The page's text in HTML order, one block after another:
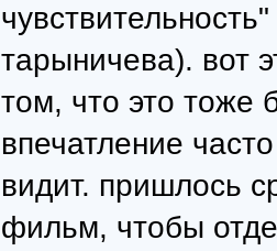
тарыничева). вот
том, что это тоже
впечатление
видит. пришлось
фильм, чтобы